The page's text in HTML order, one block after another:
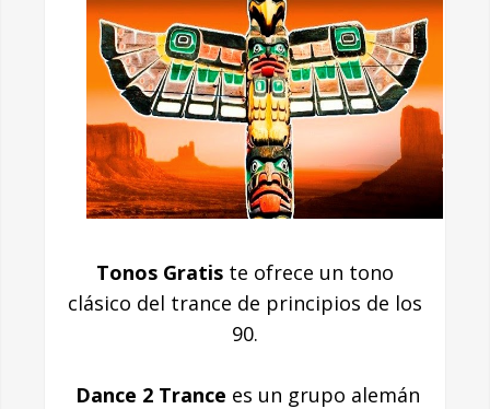
Tonos Gratis te ofrece un tono
clásico del trance de principios de los
90.
Dance 2 Trance es un grupo alemán